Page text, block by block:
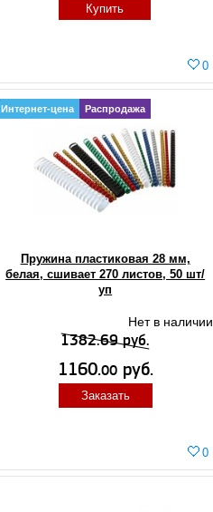
0
Купить
Пружина пластиковая 28 мм,
белая, сшивает 270 листов, 50 шт/
уп
Нет в наличии
0
Распродажа
Интернет-цена
1382.69 руб.
1160.00руб.
Заказать